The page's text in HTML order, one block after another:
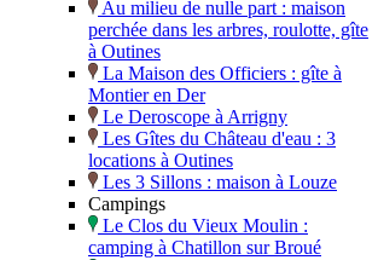
Au milieu de nulle part : maison
perchée dans les arbres, roulotte, gîte
à Outines
La Maison des Officiers : gîte à
Montier en Der
Le Deroscope à Arrigny
Les Gîtes du Château d'eau : 3
locations à Outines
Les 3 Sillons : maison à Louze
Campings
Le Clos du Vieux Moulin :
camping à Chatillon sur Broué